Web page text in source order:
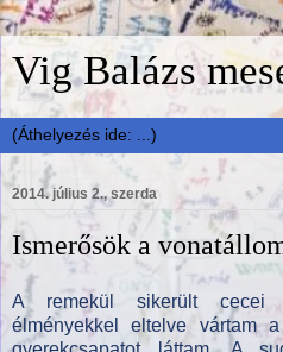
Vig Balázs
2014. július 2., szerda
Ismerősök a
A remekül sikerült cecei
élményekkel eltelve vártam